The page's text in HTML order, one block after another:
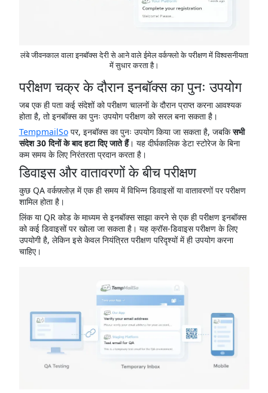
लंबे जीवनकाल वाला इनबॉक्स देरी से आने वाले ईमेल वर्कफ्लो के परीक्षण में विश्वसनीयता
में सुधार करता है।
परीक्षण चक्र के दौरान इनबॉक्स का पुनः उपयोग
जब एक ही पता कई संदेशों को परीक्षण चालनों के दौरान प्राप्त करना आवश्यक
होता है, तो इनबॉक्स का पुनः उपयोग परीक्षण को सरल बना सकता है।
TempmailSoपर, इनबॉक्स का पुनः उपयोग किया जा सकता है, जबकिसभी
संदेश 30 दिनों के बाद हटा दिए जाते हैं। यह दीर्घकालिक डेटा स्टोरेज के बिना
कम समय के लिए निरंतरता प्रदान करता है।
डिवाइस और वातावरणों के बीच परीक्षण
कुछ QA वर्कफ़्लोज़ में एक ही समय में विभिन्न डिवाइसों या वातावरणों पर परीक्षण
शामिल होता है।
लिंक या QR कोड के माध्यम से इनबॉक्स साझा करने से एक ही परीक्षण इनबॉक्स
को कई डिवाइसों पर खोला जा सकता है। यह क्रॉस-डिवाइस परीक्षण के लिए
उपयोगी है, लेकिन इसे केवल नियंत्रित परीक्षण परिदृश्यों में ही उपयोग करना
चाहिए।